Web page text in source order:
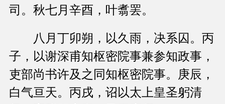
司。秋七月辛酉，叶翥罢。
八月丁卯朔，以久雨，决系囚。丙
子，以谢深甫知枢密院事兼参知政事，
吏部尚书许及之同知枢密院事。庚辰，
白气亘天。丙戌，诏以太上皇圣躬清